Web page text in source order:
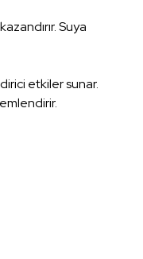
Suya
etkiler sunar.